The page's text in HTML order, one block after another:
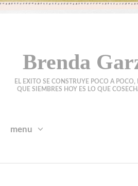
Brenda
EL EXITO SE CONSTRUYE POCO A
QUE SIEMBRES HOY ES LO QUE
menu